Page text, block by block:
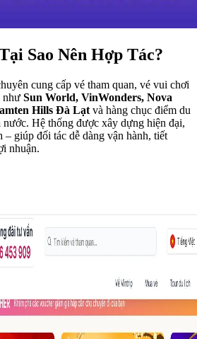
Sao Nên Hợp Tác?
cung cấp vé tham quan, vé vui chơi
như Sun World, VinWonders, Nova
Hills Đà Lạt và hàng chục điểm du
nước. Hệ thống được xây dựng hiện đại,
– giúp đối tác dễ dàng vận hành, tiết
nhuận.